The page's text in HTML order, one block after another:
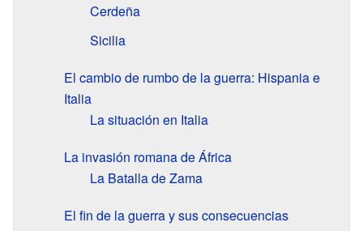
Cerdeña
Sicilia
El cambio de rumbo de la guerra: Hispania e
Italia
La situación en Italia
La invasión romana de África
La Batalla de Zama
El fin de la guerra y sus consecuencias